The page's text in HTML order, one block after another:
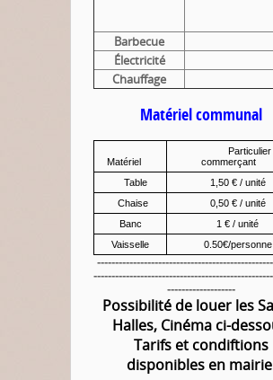
Barbecue
Électricité
Chauffage
Matériel communal
Matériel
Particulier
commerçant
Table
1,50 € / unité
Chaise
0,50 € / unité
Banc
1 € / unité
Vaisselle
0.50€/personne
-------------------
Possibilité de louer les
Halles, Cinéma ci-
Tarifs et condiftions
disponibles en